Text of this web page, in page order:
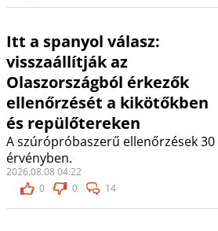
Itt a spanyol válasz:
visszaállítják az
Olaszországból érkezők
ellenőrzését a kikötőkben
és repülőtereken
A szúrópróbaszerű ellenőrzések
érvényben.
2026.08.08 04:22
0
0 14